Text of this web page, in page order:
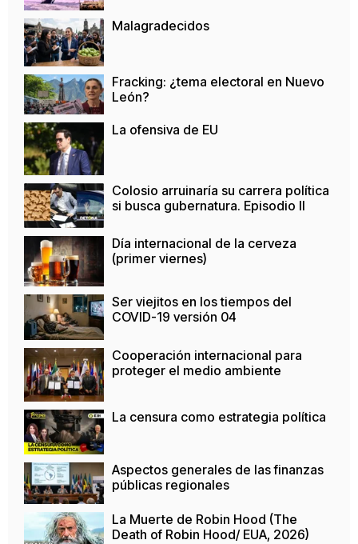
Malagradecidos
Fracking: ¿tema electoral en Nuevo
León?
La ofensiva de EU
Colosio arruinaría su carrera política
si busca gubernatura. Episodio II
Día internacional de la cerveza
(primer viernes)
Ser viejitos en los tiempos del
COVID-19 versión 04
Cooperación internacional para
proteger el medio ambiente
La censura como estrategia política
Aspectos generales de las finanzas
públicas regionales
La Muerte de Robin Hood (The
Death of Robin Hood/ EUA, 2026)